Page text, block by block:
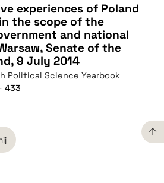
experiences of Poland
the scope of the
and national
Senate of the
9 July 2014
Political Science Yearbook
433